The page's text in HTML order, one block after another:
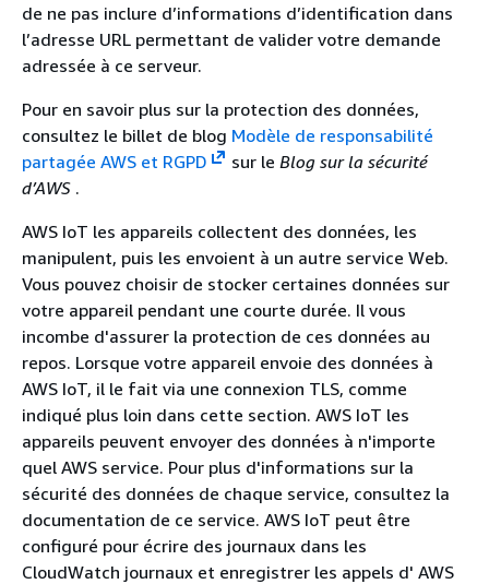
de ne pas inclure d’informations d’identification dans
l’adresse URL permettant de valider votre demande
adressée à ce serveur.
Pour en savoir plus sur la protection des données,
consultez le billet de blog Modèle de responsabilité
partagée AWS et RGPD
sur le Blog sur la sécurité
d’AWS .
AWS IoT les appareils collectent des données, les
manipulent, puis les envoient à un autre service Web.
Vous pouvez choisir de stocker certaines données sur
votre appareil pendant une courte durée. Il vous
incombe d'assurer la protection de ces données au
repos. Lorsque votre appareil envoie des données à
AWS IoT, il le fait via une connexion TLS, comme
indiqué plus loin dans cette section. AWS IoT les
appareils peuvent envoyer des données à n'importe
quel AWS service. Pour plus d'informations sur la
sécurité des données de chaque service, consultez la
documentation de ce service. AWS IoT peut être
configuré pour écrire des journaux dans les
CloudWatch journaux et enregistrer les appels d' AWS